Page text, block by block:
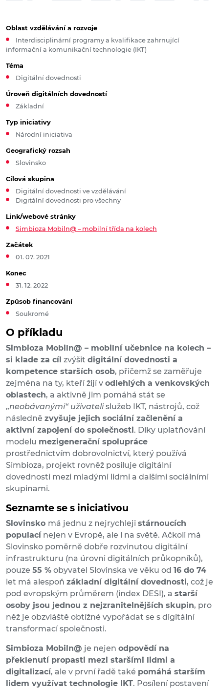
O příkladu
Simbioza Mobiln@ – mobilní učebnice na kolech –
si klade za cíl zvýšit digitální dovednosti a
kompetence starších osob, přičemž se zaměřuje
zejména na ty, kteří žijí v odlehlých a venkovských
oblastech, a aktivně jim pomáhá stát se
„neobávanými“ uživatelislužeb IKT, nástrojů, což
následně zvyšuje jejich sociální začlenění a
aktivní zapojení do společnosti. Díky uplatňování
modelu mezigenerační spolupráce
prostřednictvím dobrovolnictví, který používá
Simbioza, projekt rovněž posiluje digitální
dovednosti mezi mladými lidmi a dalšími sociálními
skupinami.
Seznamte se s iniciativou
Slovinsko má jednu z nejrychleji stárnoucích
populacínejen v Evropě, ale i na světě. Ačkoli má
Slovinsko poměrně dobře rozvinutou digitální
infrastrukturu (na úrovni digitálních průkopníků),
pouze 55 % obyvatel Slovinska ve věku od 16 do 74
let má alespoň základní digitální dovednosti, což je
pod evropským průměrem (index DESI), a starší
osoby jsou jednou z nejzranitelnějších skupin, pro
něž je obzvláště obtížné vypořádat se s digitální
transformací společnosti.
Simbioza Mobiln@ je nejen odpovědí na
překlenutí propasti mezi staršími lidmi a
digitalizací, ale v první řadě také pomáhá starším
lidem využívat technologie IKT. Posílení postavení
Oblast vzdělávání a rozvoje
Interdisciplinární programy a kvalifikace zahrnující
informační a komunikační technologie (IKT)
Téma
Digitální dovednosti
Úroveň digitálních dovedností
Základní
Typ iniciativy
Národní iniciativa
Geografický rozsah
Slovinsko
Cílová skupina
Digitální dovednosti ve vzdělávání
Digitální dovednosti pro všechny
Link/webové stránky
Simbioza Mobiln@ – mobilní třída na kolech
Začátek
01. 07. 2021
Konec
31. 12. 2022
Způsob financování
Soukromé